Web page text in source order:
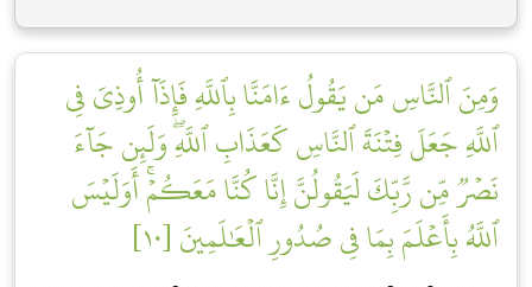
وَمِنَ ٱلنَّاسِ مَن يَقُولُ ءَامَنَّا بِٱللَّهِ فَإِذَآ أُوذِيَ فِي
ٱللَّهِ جَعَلَ فِتۡنَةَ ٱلنَّاسِ كَعَذَابِ ٱللَّهِۖ وَلَئِن جَآءَ
نَصۡرٞ مِّن رَّبِّكَ لَيَقُولُنَّ إِنَّا كُنَّا مَعَكُمۡۚ أَوَلَيۡسَ
ٱللَّهُ بِأَعۡلَمَ بِمَا فِي صُدُورِ ٱلۡعَٰلَمِينَ [١٠]